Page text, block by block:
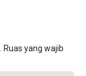
Ruas yang wajib